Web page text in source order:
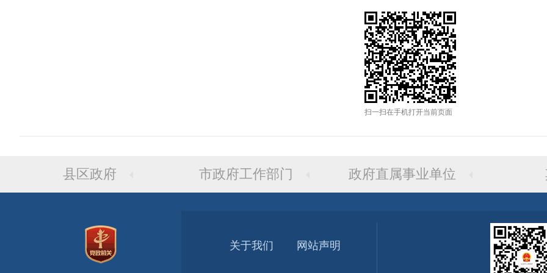
扫一扫在手机打开当前页面
县区政府 市政府工作部门 政府直属事业单位
关于我们 网站声明